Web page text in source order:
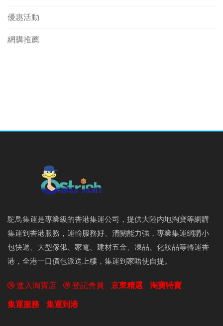
優惠活動
網購推薦
鴕鳥集運是專業級的香港集運公司，提供大陸内地淘寶等網購
集運到香港服務，運輸服務好、清關能力強，專業集運網購小
包快遞、大型傢俬、家電、建材五金、凍品、化妝品等轉運香
港，全港一口價包派送上樓，集運到家唔使自提。
進入淘寶店 登記會員 京東精選
淘寶特賣
集運服務
集運到港